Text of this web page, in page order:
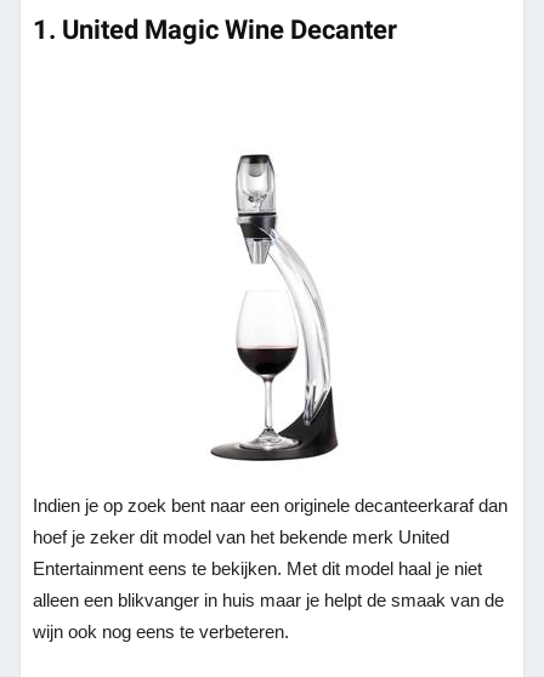
1. United Magic Wine Decanter
Indien je op zoek bent naar een originele decanteerkaraf dan
hoef je zeker dit model van het bekende merk United
Entertainment eens te bekijken. Met dit model haal je niet
alleen een blikvanger in huis maar je helpt de smaak van de
wijn ook nog eens te verbeteren.